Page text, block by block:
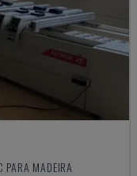
PARA MADEIRA